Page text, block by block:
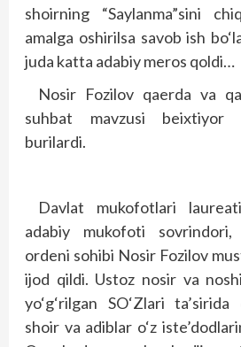
shoirning “Saylanma”sini
amalga oshirilsa savob ish
juda katta adabiy meros qoldi…
Nosir Fozilov qaerda va
suhbat mavzusi beixtiyor
burilardi.
Davlat mukofotlari
adabiy mukofoti sovrindori,
ordeni sohibi Nosir Fozilov
ijod qildi. Ustoz nosir va
yo‘g‘rilgan SO‘Zlari ta’sirida
shoir va adiblar o‘z